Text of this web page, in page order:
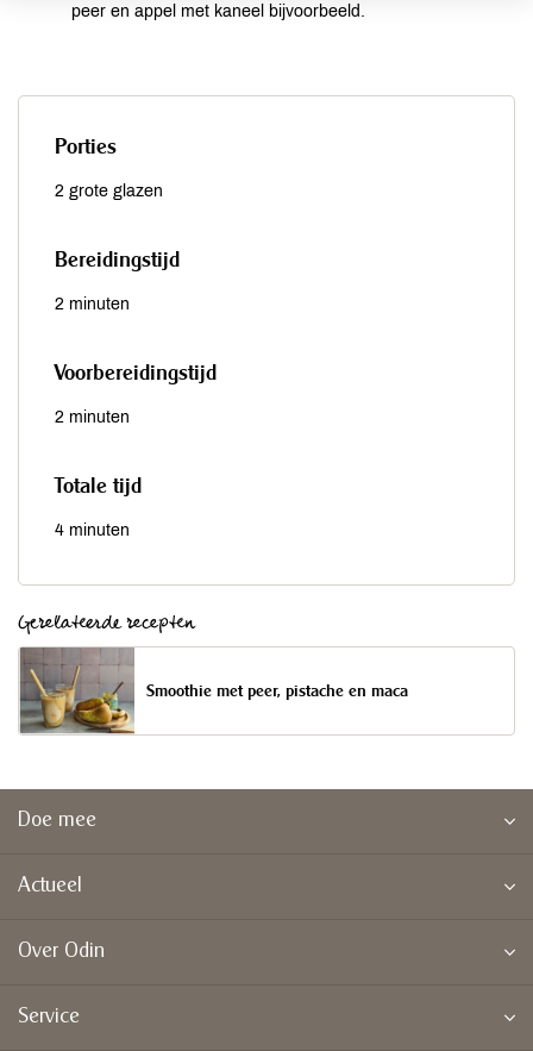
peer en appel met kaneel bijvoorbeeld.
Porties
2 grote glazen
Bereidingstijd
2 minuten
Voorbereidingstijd
2 minuten
Totale tijd
4 minuten
Gerelateerde recepten
Smoothie met peer, pistache en maca
Doe mee
Actueel
Over Odin
Service